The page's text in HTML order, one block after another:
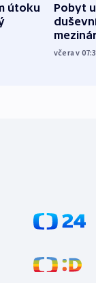
útoku
Pobyt
včera v